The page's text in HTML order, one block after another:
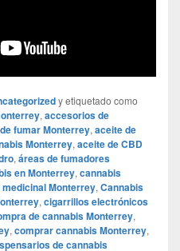
y etiquetado como
, accesorios de
fumar Monterrey, aceite de
Monterrey, aceite de CBD
, áreas de fumadores
en Monterrey, cannabis
Monterrey, Cannabis
, cigarrillos electrónicos
de cannabis Monterrey,
, comprar cannabis Monterrey,
de cannabis